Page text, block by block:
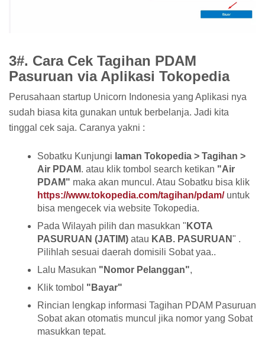
3#. Cara Cek Tagihan PDAM
Pasuruan via Aplikasi Tokopedia
Perusahaan startup Unicorn Indonesia yang Aplikasi nya
sudah biasa kita gunakan untuk berbelanja. Jadi kita
tinggal cek saja. Caranya yakni :
Sobatku Kunjungi laman Tokopedia > Tagihan >
Air PDAM. atau klik tombol search ketikan "Air
PDAM" maka akan muncul. Atau Sobatku bisa klik
https://www.tokopedia.com/tagihan/pdam/ untuk
bisa mengecek via website Tokopedia.
Pada Wilayah pilih dan masukkan " KOTA
PASURUAN (JATIM) atau KAB. PASURUAN" .
Pilihlah sesuai daerah domisili Sobat yaa..
Lalu Masukan "Nomor Pelanggan",
Klik tombol "Bayar"
Rincian lengkap informasi Tagihan PDAM Pasuruan
Sobat akan otomatis muncul jika nomor yang Sobat
masukkan tepat.